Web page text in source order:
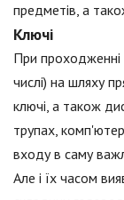
предметів, а
Ключі
При
числі) на шляху
ключі, а також
трупах,
входу в саму
Але і їх часом